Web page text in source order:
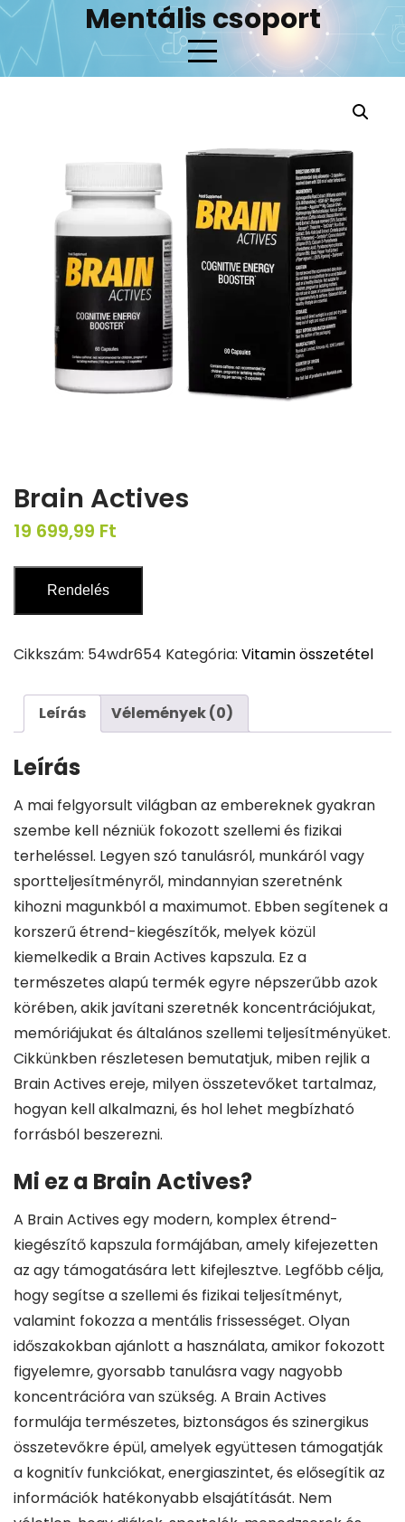
Skip
content
Mentális csoport
Brain Actives
19 699,99 Ft
Rendelés
Cikkszám: 54wdr654 Kategória: Vitamin összetétel
Leírás Vélemények (0)
Leírás
A mai felgyorsult világban az embereknek gyakran
szembe kell nézniük fokozott szellemi és fizikai
terheléssel. Legyen szó tanulásról, munkáról vagy
sportteljesítményről, mindannyian szeretnénk
kihozni magunkból a maximumot. Ebben segítenek a
korszerű étrend-kiegészítők, melyek közül
kiemelkedik a Brain Actives kapszula. Ez a
természetes alapú termék egyre népszerűbb azok
körében, akik javítani szeretnék koncentrációjukat,
memóriájukat és általános szellemi teljesítményüket.
Cikkünkben részletesen bemutatjuk, miben rejlik a
Brain Actives ereje, milyen összetevőket tartalmaz,
hogyan kell alkalmazni, és hol lehet megbízható
forrásból beszerezni.
Mi ez a Brain Actives?
A Brain Actives egy modern, komplex étrend-
kiegészítő kapszula formájában, amely kifejezetten
az agy támogatására lett kifejlesztve. Legfőbb célja,
hogy segítse a szellemi és fizikai teljesítményt,
valamint fokozza a mentális frissességet. Olyan
időszakokban ajánlott a használata, amikor fokozott
figyelemre, gyorsabb tanulásra vagy nagyobb
koncentrációra van szükség. A Brain Actives
formulája természetes, biztonságos és szinergikus
összetevőkre épül, amelyek együttesen támogatják
a kognitív funkciókat, energiaszintet, és elősegítik az
információk hatékonyabb elsajátítását. Nem